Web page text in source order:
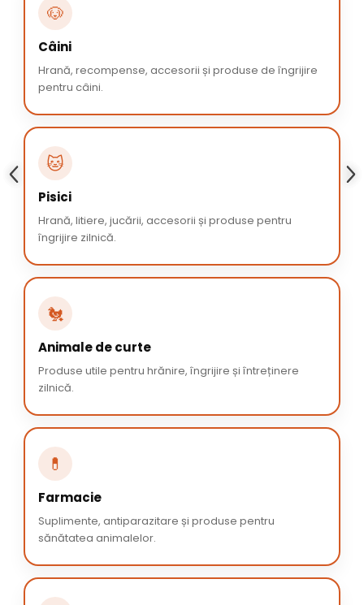
🐶
Câini
Hrană, recompense, accesorii și produse de îngrijire
pentru câini.
🐱
Pisici
Hrană, litiere, jucării, accesorii și produse pentru
îngrijire zilnică.
🐔
Animale de curte
Produse utile pentru hrănire, îngrijire și întreținere
zilnică.
💊
Farmacie
Suplimente, antiparazitare și produse pentru
sănătatea animalelor.